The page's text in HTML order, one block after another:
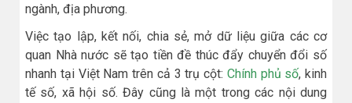
ngành, địa phương.
Việc tạo lập, kết nối, chia sẻ, mở dữ liệu giữa các cơ
quan Nhà nước sẽ tạo tiền đề thúc đẩy chuyển đổi số
nhanh tại Việt Nam trên cả 3 trụ cột: Chính phủ số, kinh
tế số, xã hội số. Đây cũng là một trong các nội dung